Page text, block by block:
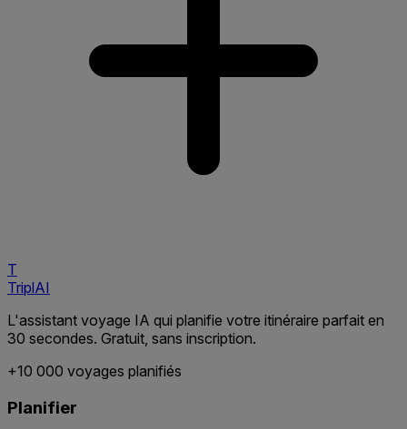
T
TriplAI
L'assistant voyage IA qui planifie votre itinéraire parfait en
30 secondes. Gratuit, sans inscription.
+10 000 voyages planifiés
Planifier